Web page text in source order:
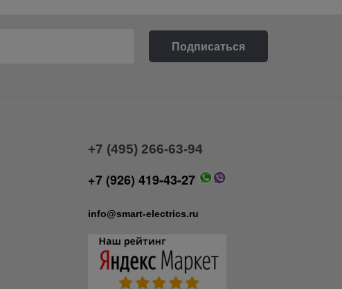
+7 (495) 266-63-94
+7 (926) 419-43-27
info@smart-electrics.ru